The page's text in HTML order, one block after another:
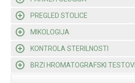
PREGLED STOLICE
MIKOLOGIJA
KONTROLA STERILNOSTI
BRZI HROMATOGRAFSKI TESTOVI